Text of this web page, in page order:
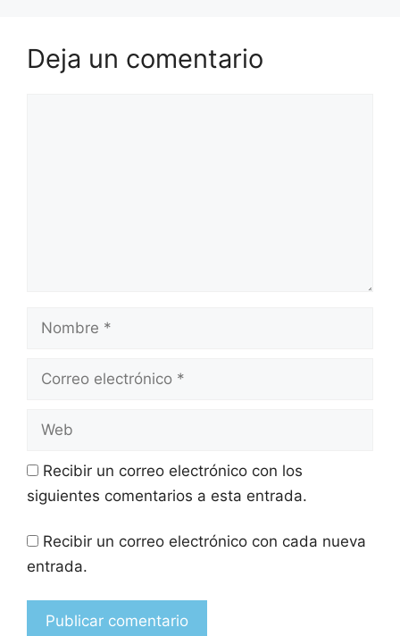
Deja un comentario
Recibir un correo electrónico con los
siguientes comentarios a esta entrada.
Recibir un correo electrónico con cada nueva
entrada.